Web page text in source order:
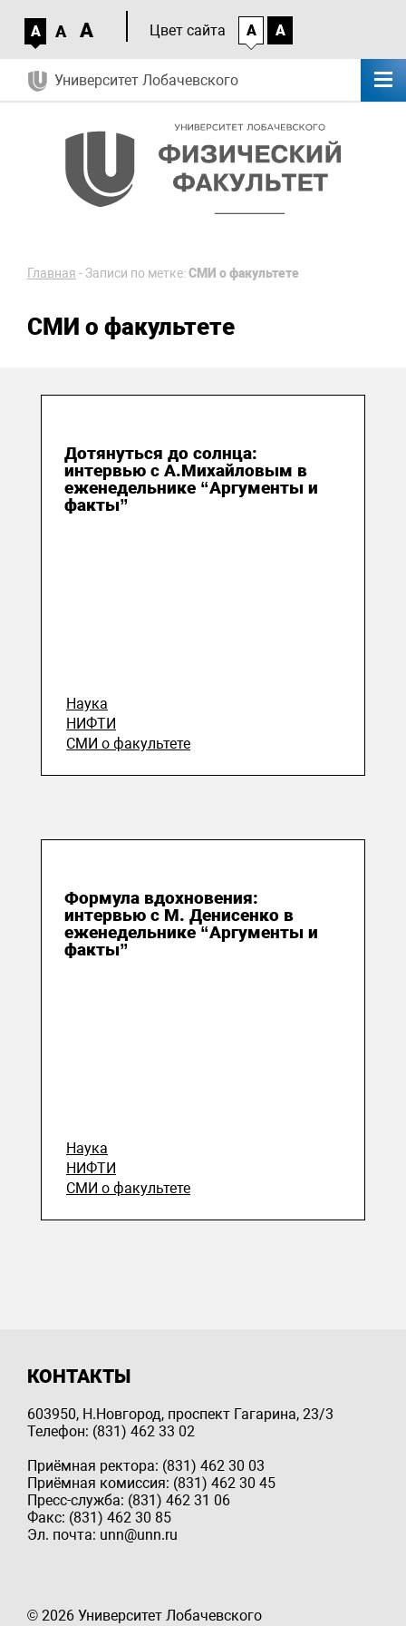
A A A Цвет сайта A A
Университет Лобачевского
Главная -Записи по метке: СМИ о факультете
СМИ о факультете
Дотянуться до солнца:
интервью с А.Михайловым в
еженедельнике “Аргументы и
факты”
Наука
НИФТИ
СМИ о факультете
Формула вдохновения:
интервью с М. Денисенко в
еженедельнике “Аргументы и
факты”
Наука
НИФТИ
СМИ о факультете
КОНТАКТЫ
603950, Н.Новгород, проспект Гагарина, 23/3
Телефон: (831) 462 33 02
Приёмная ректора: (831) 462 30 03
Приёмная комиссия: (831) 462 30 45
Пресс-служба: (831) 462 31 06
Факс: (831) 462 30 85
Эл. почта: unn@unn.ru
© 2026 Университет Лобачевского